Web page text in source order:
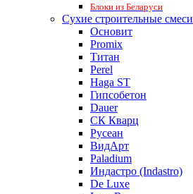
Блоки из Беларуси
Сухие строительные смеси
Основит
Promix
Титан
Perel
Haga ST
Гипсобетон
Dauer
СК Кварц
Русеан
ВидАрт
Paladium
Индастро (Indastro)
De Luxe